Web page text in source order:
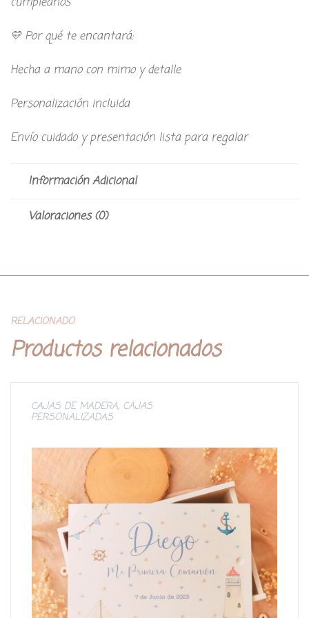
💛 Por qué te encantará:
Hecha a mano con mimo y detalle
Personalización incluida
Envío cuidado y presentación lista para regalar
Información Adicional
Valoraciones (0)
RELACIONADO
Productos relacionados
CAJAS DE MADERA, CAJAS
PERSONALIZADAS